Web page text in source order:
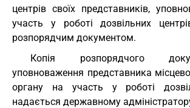
центрів своїх представників,
участь у роботі дозвільних
розпорядчим документом.
Копія розпорядчого
уповноваження представника
органу на участь у роботі
надається державному